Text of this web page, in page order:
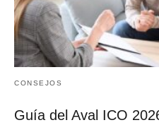
CONSEJOS
Guía del Aval ICO